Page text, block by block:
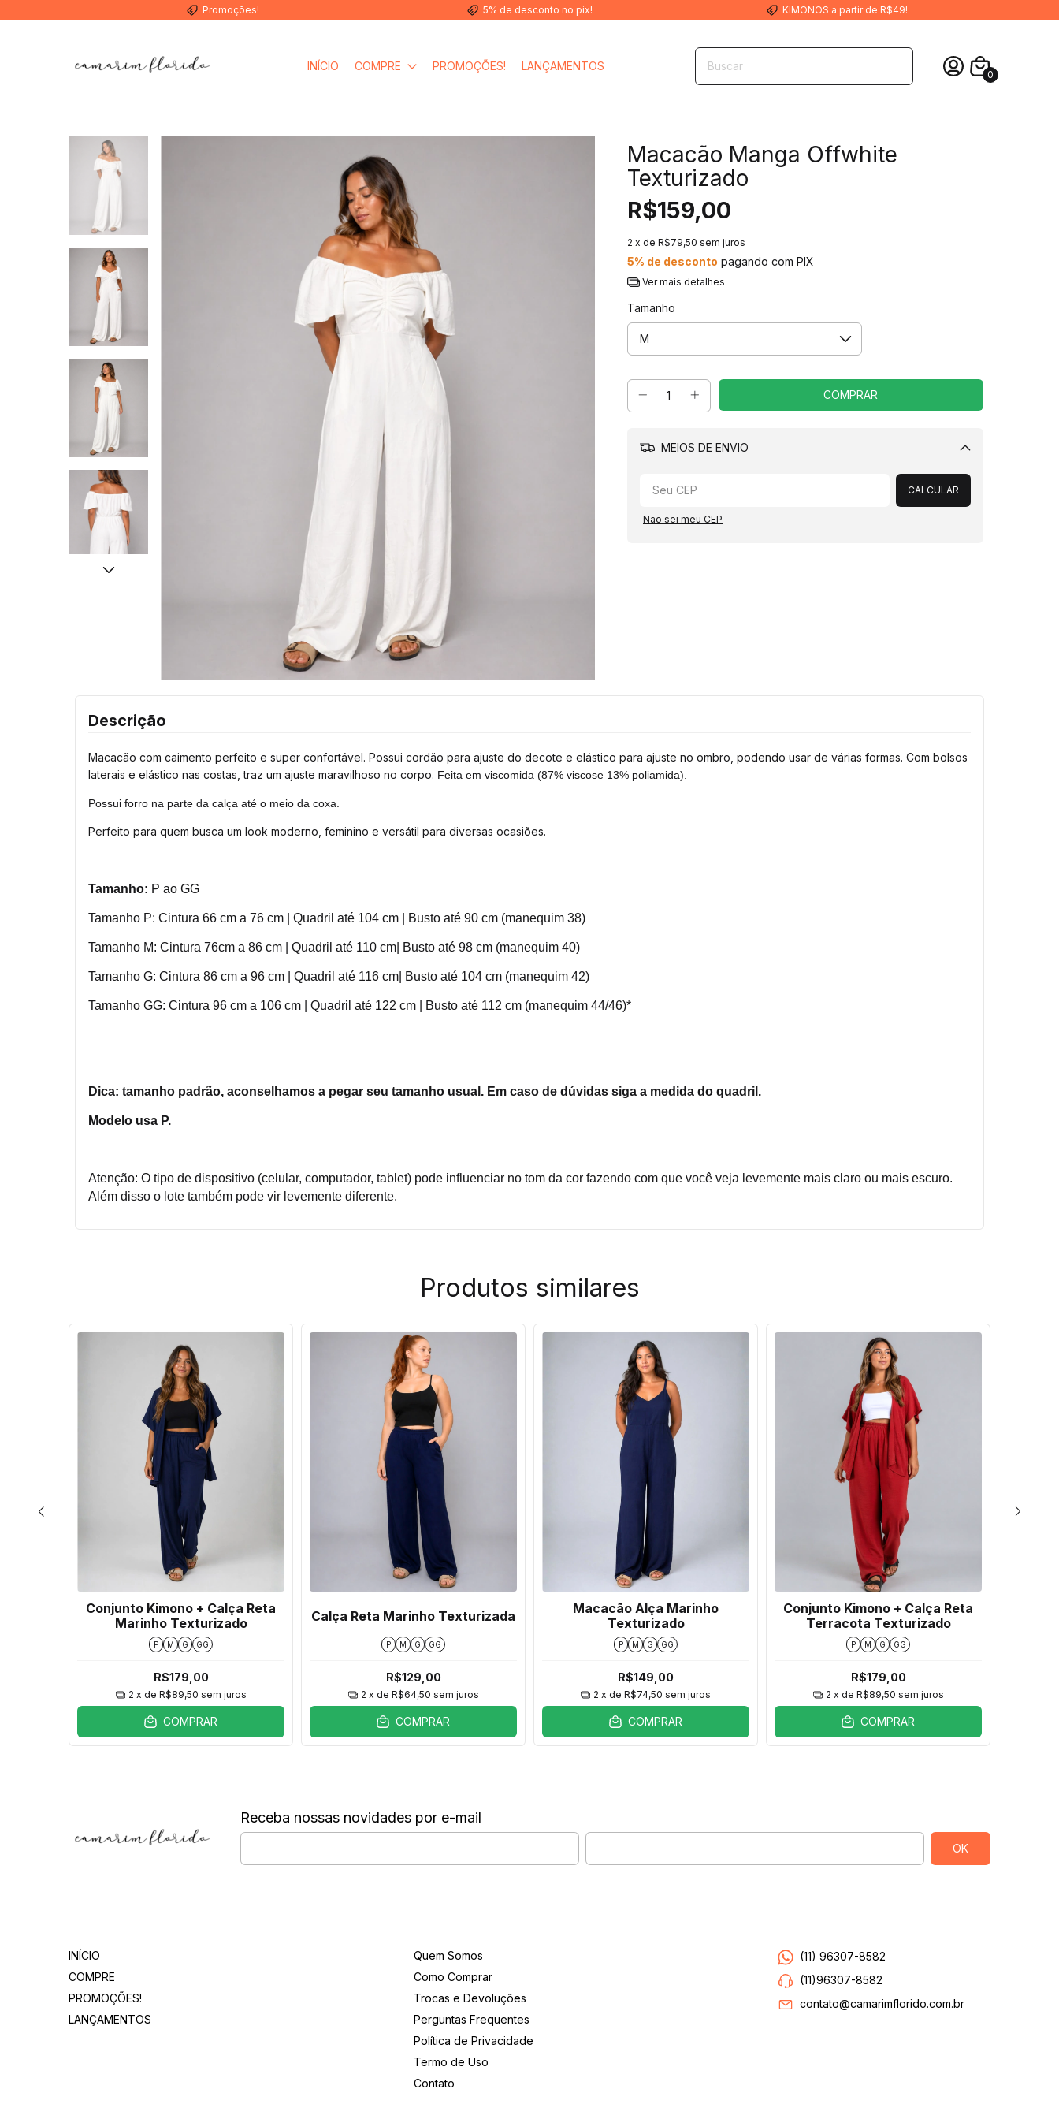
Promoções! 5% de desconto no pix! KIMONOS a partir de R$49!
INÍCIO COMPRE PROMOÇÕES! LANÇAMENTOS
0
Macacão Manga Offwhite
Texturizado
R$159,00
2 x de R$79,50 sem juros
5% de desconto pagando com PIX
Ver mais detalhes
Tamanho
MEIOS DE ENVIO
Alterar CEP
CALCULAR
Não sei meu CEP
Descrição
Macacão com caimento perfeito e super confortável. Possui cordão para ajuste do decote e elástico para ajuste no ombro, podendo usar de várias formas. Com bolsos
laterais e elástico nas costas, traz um ajuste maravilhoso no corpo. Feita em viscomida (87% viscose 13% poliamida).
Possui forro na parte da calça até o meio da coxa.
Perfeito para quem busca um look moderno, feminino e versátil para diversas ocasiões.
Tamanho: P ao GG
Tamanho P: Cintura 66 cm a 76 cm | Quadril até 104 cm | Busto até 90 cm (manequim 38)
Tamanho M: Cintura 76cm a 86 cm | Quadril até 110 cm| Busto até 98 cm (manequim 40)
Tamanho G: Cintura 86 cm a 96 cm | Quadril até 116 cm| Busto até 104 cm (manequim 42)
Tamanho GG: Cintura 96 cm a 106 cm | Quadril até 122 cm | Busto até 112 cm (manequim 44/46)*
Dica: tamanho padrão, aconselhamos a pegar seu tamanho usual. Em caso de dúvidas siga a medida do quadril.
Modelo usa P.
Atenção: O tipo de dispositivo (celular, computador, tablet) pode influenciar no tom da cor fazendo com que você veja levemente mais claro ou mais escuro.
Além disso o lote também pode vir levemente diferente.
Produtos similares
Conjunto Kimono + Calça Reta
Marinho Texturizado
P M G GG
R$179,00
2 x de R$89,50 sem juros
COMPRAR
Calça Reta Marinho Texturizada
P M G GG
R$129,00
2 x de R$64,50 sem juros
COMPRAR
Macacão Alça Marinho
Texturizado
P M G GG
R$149,00
2 x de R$74,50 sem juros
COMPRAR
Conjunto Kimono + Calça Reta
Terracota Texturizado
P M G GG
R$179,00
2 x de R$89,50 sem juros
COMPRAR
Receba nossas novidades por e-mail
INÍCIO
COMPRE
PROMOÇÕES!
LANÇAMENTOS
Quem Somos
Como Comprar
Trocas e Devoluções
Perguntas Frequentes
Política de Privacidade
Termo de Uso
Contato
(11) 96307-8582
(11)96307-8582
contato@camarimflorido.com.br